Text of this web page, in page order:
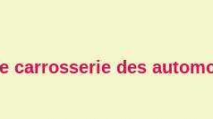
carrosserie des